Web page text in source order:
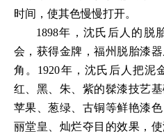
时间，使其色慢慢打开。
1898年，沈氏后人的脱
会，获得金牌，福州脱胎漆
角。1920年，沈氏后人把泥
红、黑、朱、紫的髹漆技艺
苹果、葱绿、古铜等鲜艳漆
丽堂皇、灿烂夺目的效果，